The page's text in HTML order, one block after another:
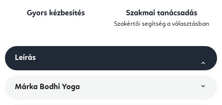
Gyors kézbesítés Szakmai tanácsadás
Szakértői segítség a választásban
Leírás
Márka Bodhi Yoga